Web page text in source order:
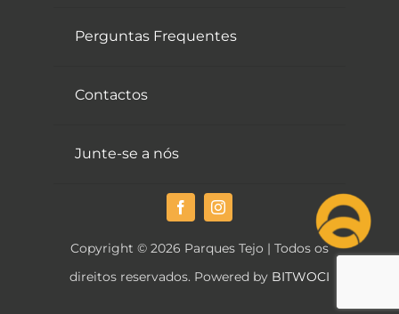
Perguntas Frequentes
Contactos
Junte-se a nós
Copyright © 2026 Parques Tejo | Todos os
direitos reservados. Powered by BITWOCI